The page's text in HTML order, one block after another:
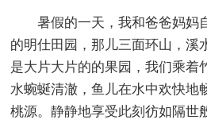
暑假的一天，我和爸爸妈妈
的明仕田园，那儿三面环山，溪
是大片大片的的果园，我们乘着
水蜿蜒清澈，鱼儿在水中欢快地
桃源。静静地享受此刻彷如隔世